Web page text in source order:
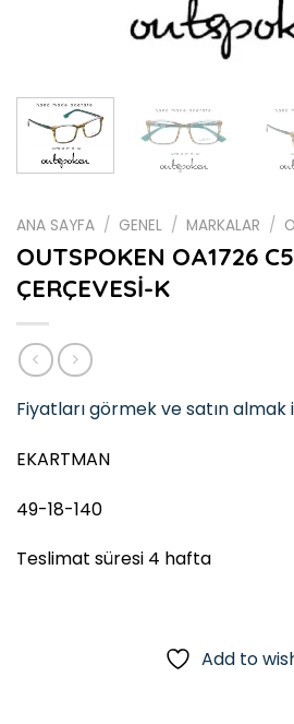
ANA SAYFA / GENEL / MARKALAR /
OUTSPOKEN OA1726
ÇERÇEVESİ-K
Fiyatları görmek ve satın almak
EKARTMAN
49-18-140
Teslimat süresi 4 hafta
Add to